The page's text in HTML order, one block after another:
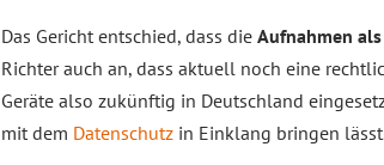
Das Gericht entschied, dass die Aufnahmen
Richter auch an, dass aktuell noch eine
Geräte also zukünftig in Deutschland
mit dem Datenschutz in Einklang bringen